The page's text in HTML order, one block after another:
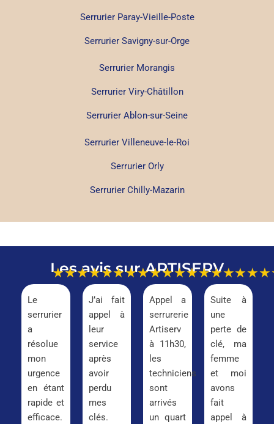
Serrurier Paray-Vieille-Poste
Serrurier Savigny-sur-Orge
Serrurier Morangis
Serrurier Viry-Châtillon
Serrurier Ablon-sur-Seine
Serrurier Villeneuve-le-Roi
Serrurier Orly
Serrurier Chilly-Mazarin
Les avis sur ARTISERV
★★★★★
Le
serrurier
a
résolue
mon
urgence
en étant
rapide et
efficace.
★★★★★
J’ai fait
appel à
leur
service
après
avoir
perdu
mes
clés.
★★★★★
Appel a
serrurerie
Artiserv
à 11h30,
les
techniciens
sont
arrivés
un quart
Suite à
une
perte de
clé, ma
femme
et moi
avons
fait
appel à